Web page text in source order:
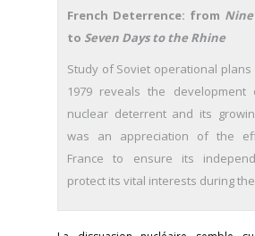
French Deterrence: from
to Seven Days to the Rhine
Study of Soviet operational plans
1979 reveals the development
nuclear deterrent and its
was an appreciation of the
France to ensure its
protect its vital interests during